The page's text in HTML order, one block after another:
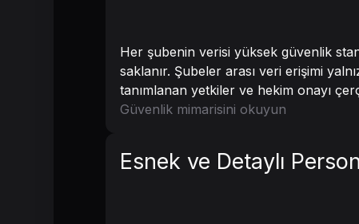
Her şubenin verisi yüksek güvenlik
saklanır. Şubeler arası veri erişimi
tanımlanan yetkiler ve hekim onayı
Güvenlik mimarisini okuyun
Esnek ve Detaylı